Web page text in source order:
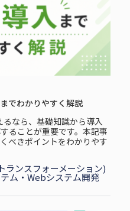
でわかりやすく解説
なら、基礎知識から導入
ることが重要です。本記事
べきポイントをわかりやす
ランスフォーメーション)
ム・Webシステム開発